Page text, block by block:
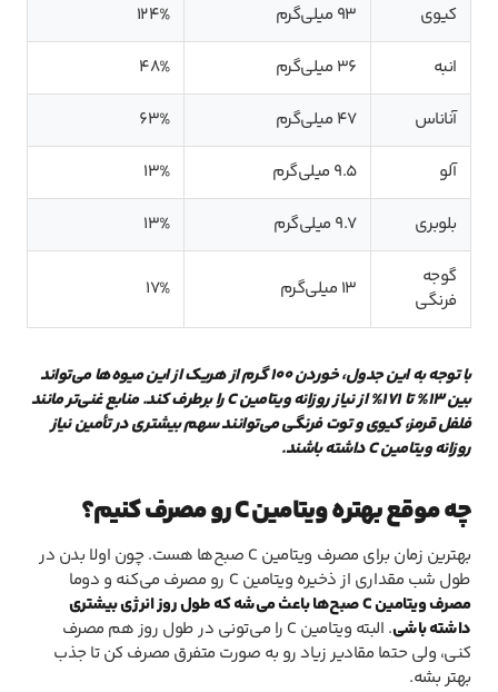
کیوی 93 میلی‌گرم 124%
انبه 36 میلی‌گرم 48%
آناناس 47 میلی‌گرم 63%
آلو 9.5 میلی‌گرم 13%
بلوبری 9.7 میلی‌گرم 13%
گوجه
فرنگی
13 میلی‌گرم 17%
با توجه به این جدول، خوردن 100 گرم از هریک از این میوه‌ها می‌تواند
بین 13% تا 171% از نیاز روزانه ویتامین C را برطرف کند. منابع غنی‌تر مانند
فلفل قرمز، کیوی و توت فرنگی می‌توانند سهم بیشتری در تأمین نیاز
روزانه ویتامین C داشته باشند.
چه موقع بهتره ویتامین C رو مصرف کنیم؟
بهترین زمان برای مصرف ویتامین C صبح‌ها هست. چون اولا بدن در
طول شب مقداری از ذخیره ویتامین C رو مصرف می‌کنه و دوما
مصرف ویتامین C صبح‌ها باعث می‌شه که طول روز انرژی بیشتری
داشته باشی
. البته ویتامین C را می‌تونی در طول روز هم مصرف
کنی، ولی حتما مقادیر زیاد رو به صورت متفرق مصرف کن تا جذب
بهتر بشه.